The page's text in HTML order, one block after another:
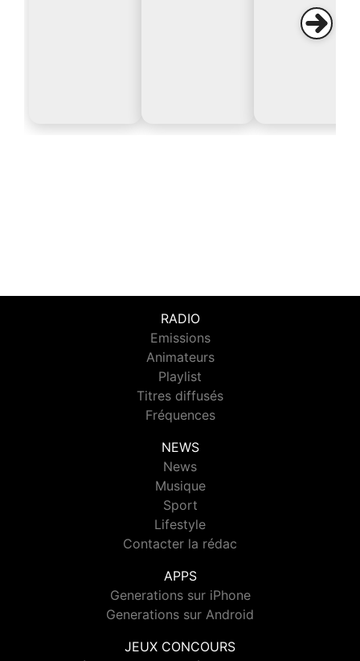
RADIO
Emissions
Animateurs
Playlist
Titres diffusés
Fréquences
NEWS
News
Musique
Sport
Lifestyle
Contacter la rédac
APPS
Generations sur iPhone
Generations sur Android
JEUX CONCOURS